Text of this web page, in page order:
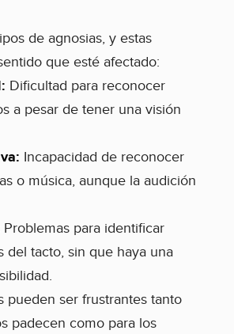
de agnosias, y estas
que esté afectado:
Dificultad para reconocer
a pesar de tener una visión
Incapacidad de reconocer
o música, aunque la audición
Problemas para identificar
del tacto, sin que haya una
pueden ser frustrantes tanto
padecen como para los